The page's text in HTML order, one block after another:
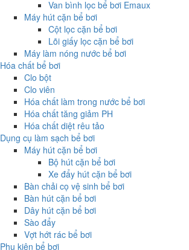
Van bình lọc bể bơi Emaux
Máy hút cặn bể bơi
Cột lọc cặn bể bơi
Lõi giấy lọc cặn bể bơi
Máy làm nóng nước bể bơi
Hóa chất bể bơi
Clo bột
Clo viên
Hóa chất làm trong nước bể bơi
Hóa chất tăng giảm PH
Hóa chất diệt rêu tảo
Dụng cụ làm sạch bể bơi
Máy hút cặn bể bơi
Bộ hút cặn bể bơi
Xe đẩy hút cặn bể bơi
Bàn chải cọ vệ sinh bể bơi
Bàn hút cặn bể bơi
Dây hút cặn bể bơi
Sào đẩy
Vợt hớt rác bể bơi
Phụ kiện bể bơi